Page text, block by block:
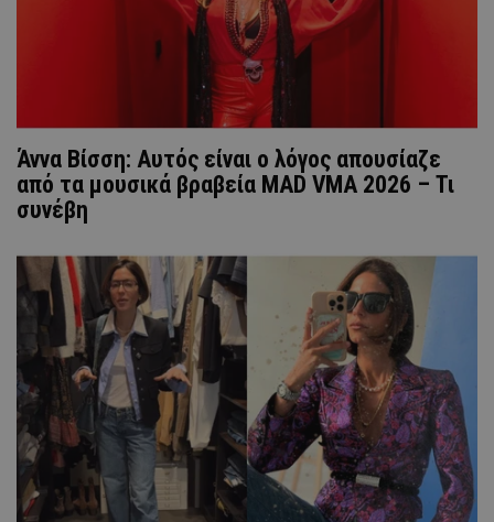
Άννα Βίσση: Αυτός είναι ο λόγος απουσίαζε
από τα μουσικά βραβεία MAD VMA 2026 – Τι
συνέβη